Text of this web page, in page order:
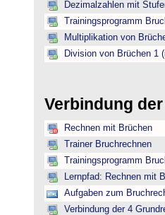
Dezimalzahlen mit
Trainingsprogramm
Multiplikation von
Division von Brüchen 1
Verbindung
Rechnen mit Brüchen
Trainer Bruchrechnen
Trainingsprogramm
Lernpfad: Rechnen mit
Aufgaben zum
Verbindung der 4